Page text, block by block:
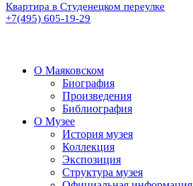
Квартира в Студенецком переулке
+7(495) 605-19-29
О Маяковском
Биография
Произведения
Библиография
О Музее
История музея
Коллекция
Экспозиция
Структура музея